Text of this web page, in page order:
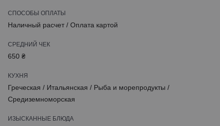
СПОСОБЫ ОПЛАТЫ
Наличный расчет / Оплата картой
СРЕДНИЙ ЧЕК
650 ₴
КУХНЯ
Греческая / Итальянская / Рыба и морепродукты /
Средиземноморская
ИЗЫСКАННЫЕ БЛЮДА